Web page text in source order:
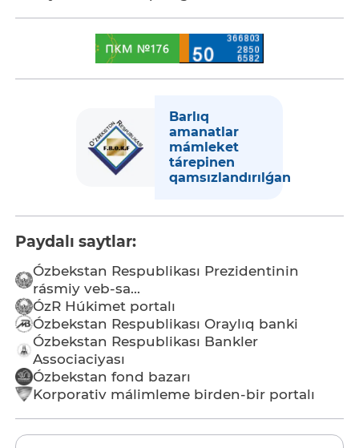
Barlıq
amanatlar
mámleket
tárepinen
qamsızlandırılǵan
Paydalı saytlar:
Ózbekstan Respublikası Prezidentinin
rásmiy veb-sa...
ÓzR Húkimet portalı
Ózbekstan Respublikası Oraylıq banki
Ózbekstan Respublikası Bankler
Associaciyası
Ózbekstan fond bazarı
Korporativ málimleme birden-bir portalı